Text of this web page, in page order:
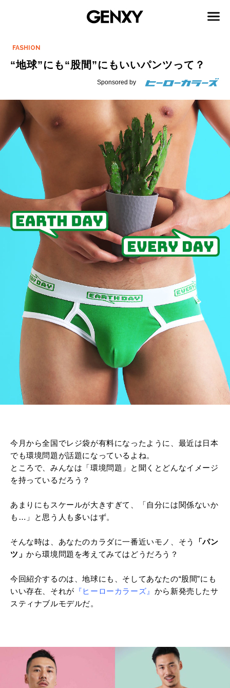
FASHION
“地球”にも“股間”にもいいパンツって？
Sponsored by
今月から全国でレジ袋が有料になったように、最近は日本
でも環境問題が話題になっているよね。
ところで、みんなは「環境問題」と聞くとどんなイメージ
を持っているだろう？
あまりにもスケールが大きすぎて、「自分には関係ないか
も…」と思う人も多いはず。
そんな時は、あなたのカラダに一番近いモノ、そう
「パン
ツ」から環境問題を考えてみてはどうだろう？
今回紹介するのは、地球にも、そしてあなたの“股間”にも
いい存在、それが 『ヒーローカラーズ』 から新発売したサ
スティナブルモデルだ。